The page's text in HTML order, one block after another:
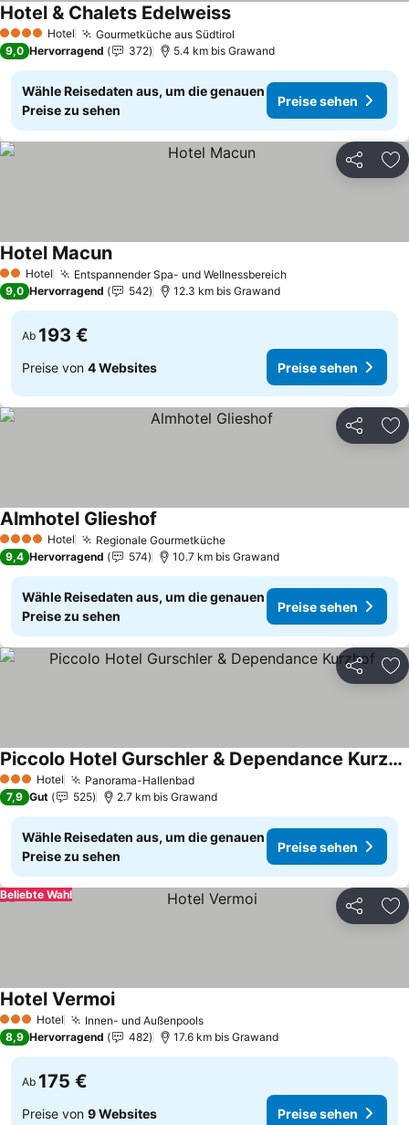
4 Sterne Hotel Gourmetküche aus Südtirol
Hotel & Chalets Edelweiss
9,0 Hervorragend 372 5.4 km bis Grawand
Wähle Reisedaten aus, um die genauen
Preise zu sehen
Preise sehen
Teilen
2 Sterne
Hotel Entspannender Spa- und Wellnessbereich
Hotel Macun
9,0 Hervorragend 542 12.3 km bis Grawand
Ab 193 €
Preise von 4 Websites Preise sehen
Teilen
4 Sterne Hotel Regionale Gourmetküche
Almhotel Glieshof
9,4 Hervorragend 574 10.7 km bis Grawand
Wähle Reisedaten aus, um die genauen
Preise zu sehen
Preise sehen
Teilen
3 SterneHotel Panorama-Hallenbad
Piccolo Hotel Gurschler & Dependance Kurzhof
7,9 Gut 525 2.7 km bis Grawand
Wähle Reisedaten aus, um die genauen
Preise zu sehen
Preise sehen
Teilen
Beliebte Wahl
3 SterneHotel Innen- und Außenpools
Hotel Vermoi
8,9 Hervorragend 482 17.6 km bis Grawand
Ab 175 €
Preise von 9 Websites Preise sehen